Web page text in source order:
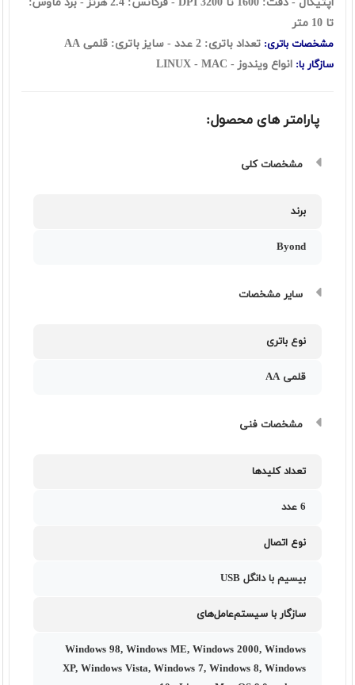
تا 10 متر
مشخصات باتری: تعداد باتری: 2 عدد - سایز باتری: قلمی AA
سازگار با: انواع ویندوز - LINUX - MAC
پارامتر های محصول:
مشخصات کلی
برند
Byond
سایر مشخصات
نوع باتری
قلمی AA
مشخصات فنی
تعداد کلیدها
6 عدد
نوع اتصال
بیسیم با دانگل USB
سازگار با سیستم‌عامل‌های
Windows 98, Windows ME, Windows 2000, Windows
XP, Windows Vista, Windows 7, Windows 8, Windows